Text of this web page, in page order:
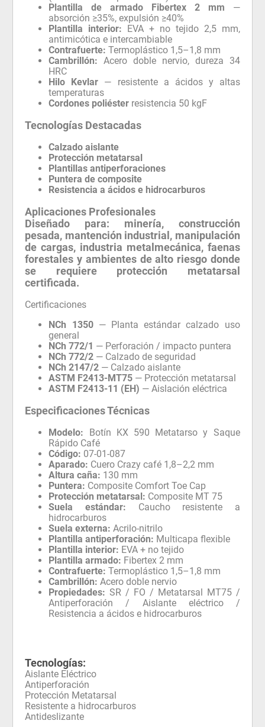
Plantilla de armado Fibertex 2 mm —
absorción ≥35%, expulsión ≥40%
Plantilla interior: EVA + no tejido 2,5 mm,
antimicótica e intercambiable
Contrafuerte: Termoplástico 1,5–1,8 mm
Cambrillón: Acero doble nervio, dureza 34
HRC
Hilo Kevlar — resistente a ácidos y altas
temperaturas
Cordones poliéster resistencia 50 kgF
Tecnologías Destacadas
Calzado aislante
Protección metatarsal
Plantillas antiperforaciones
Puntera de composite
Resistencia a ácidos e hidrocarburos
Aplicaciones Profesionales
Diseñado para: minería, construcción
pesada, mantención industrial, manipulación
de cargas, industria metalmecánica, faenas
forestales y ambientes de alto riesgo donde
se requiere protección metatarsal
certificada.
Certificaciones
NCh 1350— Planta estándar calzado uso
general
NCh 772/1 — Perforación / impacto puntera
NCh 772/2 — Calzado de seguridad
NCh 2147/2 — Calzado aislante
ASTM F2413-MT75 — Protección metatarsal
ASTM F2413-11 (EH) — Aislación eléctrica
Especificaciones Técnicas
Modelo: Botín KX 590 Metatarso y Saque
Rápido Café
Código: 07-01-087
Aparado: Cuero Crazy café 1,8–2,2 mm
Altura caña: 130 mm
Puntera: Composite Comfort Toe Cap
Protección metatarsal: Composite MT 75
Suela estándar: Caucho resistente a
hidrocarburos
Suela externa: Acrilo-nitrilo
Plantilla antiperforación: Multicapa flexible
Plantilla interior: EVA + no tejido
Plantilla armado: Fibertex 2 mm
Contrafuerte: Termoplástico 1,5–1,8 mm
Cambrillón: Acero doble nervio
Propiedades: SR / FO / Metatarsal MT75 /
Antiperforación / Aislante eléctrico /
Resistencia a ácidos e hidrocarburos
Tecnologías:
Aislante Eléctrico
Antiperforación
Protección Metatarsal
Resistente a hidrocarburos
Antideslizante